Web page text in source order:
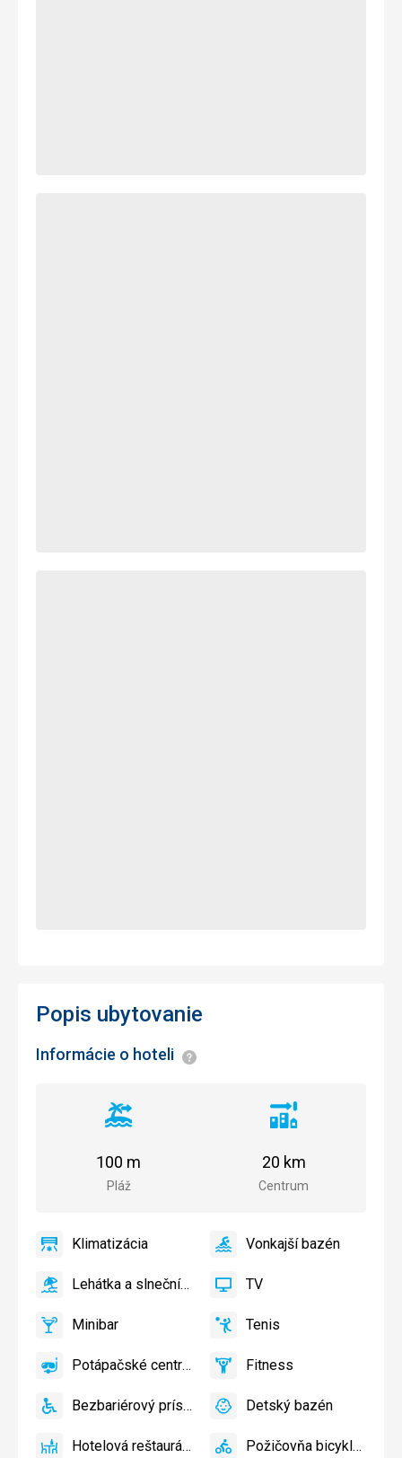
Popis ubytovanie
Informácie o hoteli Informácie
Vzdialenosť
pláže
Pláž
100 m
Vzdialenosť
centra
Centrum
20 km
Klimatizácia
Klimatizácia
áno
VonkajšíVonkajší bazén
áno
Lehátka
slnečníky
bazéne
Lehátka
a
slnečníky
na
Lehátka a slnečníky pri bazéne zadarmo
áno TV TV
áno
Minibar,Minibar
áno TenisTenis
áno
Potápačské
Potápačské centrum
áno FitnessFitness
áno
Bezbariérový
Bezbariérový prístup
áno
DetskýDetský bazén
áno
Hotelová
Hotelová reštaurácia
Požičovňa
Požičovňa bicyklov